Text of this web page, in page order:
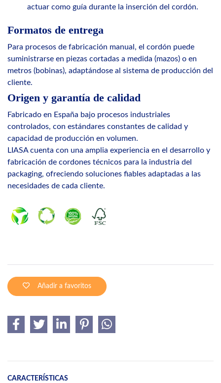
actuar como guía durante la inserción del cordón.
Formatos de entrega
Para procesos de fabricación manual, el cordón puede
suministrarse en piezas cortadas a medida (mazos) o en
metros (bobinas), adaptándose al sistema de producción del
cliente.
Origen y garantía de calidad
Fabricado en España bajo procesos industriales
controlados, con estándares constantes de calidad y
capacidad de producción en volumen.
LIASA cuenta con una amplia experiencia en el desarrollo y
fabricación de cordones técnicos para la industria del
packaging, ofreciendo soluciones fiables adaptadas a las
necesidades de cada cliente.
Añadir a favoritos
CARACTERÍSTICAS